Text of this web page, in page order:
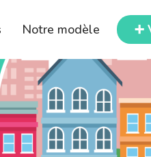
Notre modèle ➕